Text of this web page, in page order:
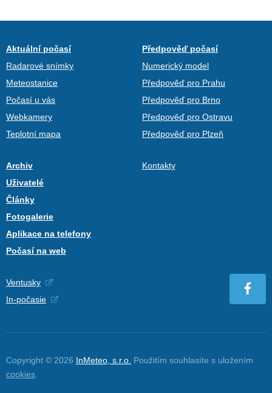
Aktuální počasí
Radarové snímky
Meteostanice
Počasí u vás
Webkamery
Teplotní mapa
Předpověď počasí
Numerický model
Předpověď pro Prahu
Předpověď pro Brno
Předpověď pro Ostravu
Předpověď pro Plzeň
Archiv
Uživatelé
Články
Fotogalerie
Aplikace na telefony
Počasí na web
Kontakty
Ventusky
In-počasie
Copyright © 2026 InMeteo, s.r.o. Použitím souhlasíte s uložením
cookies